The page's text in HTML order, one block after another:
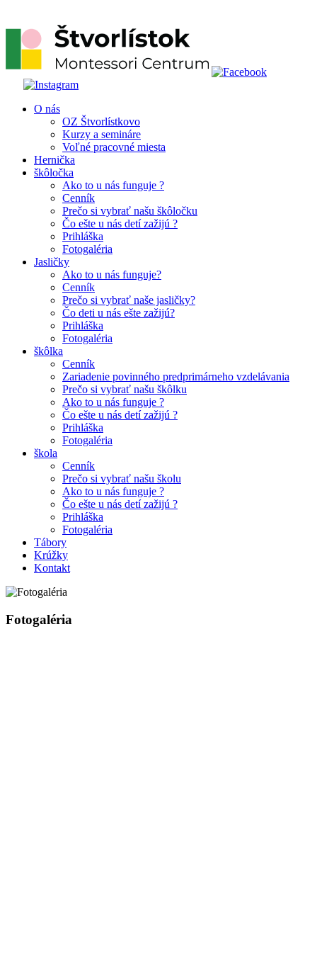
O nás
OZ Štvorlístkovo
Kurzy a semináre
Voľné pracovné miesta
Hernička
škôločka
Ako to u nás funguje ?
Cenník
Prečo si vybrať našu škôločku
Čo ešte u nás detí zažijú ?
Prihláška
Fotogaléria
Jasličky
Ako to u nás funguje?
Cenník
Prečo si vybrať naše jasličky?
Čo deti u nás ešte zažijú?
Prihláška
Fotogaléria
škôlka
Cenník
Zariadenie povinného predprimárneho vzdelávania
Prečo si vybrať našu škôlku
Ako to u nás funguje ?
Čo ešte u nás detí zažijú ?
Prihláška
Fotogaléria
škola
Cenník
Prečo si vybrať našu školu
Ako to u nás funguje ?
Čo ešte u nás detí zažijú ?
Prihláška
Fotogaléria
Tábory
Krúžky
Kontakt
Fotogaléria